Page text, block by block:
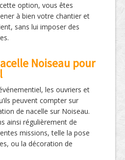
option, vous êtes
à bien votre chantier et
sans lui imposer des
Noiseau pour
les ouvriers et
peuvent compter sur
de nacelle sur Noiseau.
ainsi régulièrement de
missions, telle la pose
ou la décoration de